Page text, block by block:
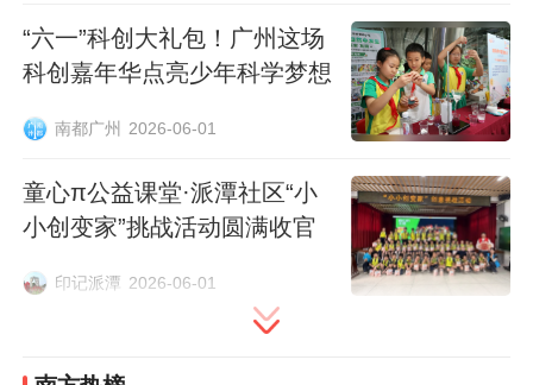
解与手把手指导下，小朋友们化身小小环保
实践者，全身心投入种植体验。大家认真配
比咖啡渣与园林废弃物，细心搅拌混合，亲
者放入多肉幼苗盆栽中，平整盆土，每一个
动作都专注认真、一丝不苟。
看着原本会被随手丢弃的咖啡渣、废弃的树
“六一”科创大礼包！广州这场
科创嘉年华点亮少年科学梦想
南都广州 2026-06-01
童心π公益课堂·派潭社区“小
小创变家”挑战活动圆满收官
印记派潭 2026-06-01